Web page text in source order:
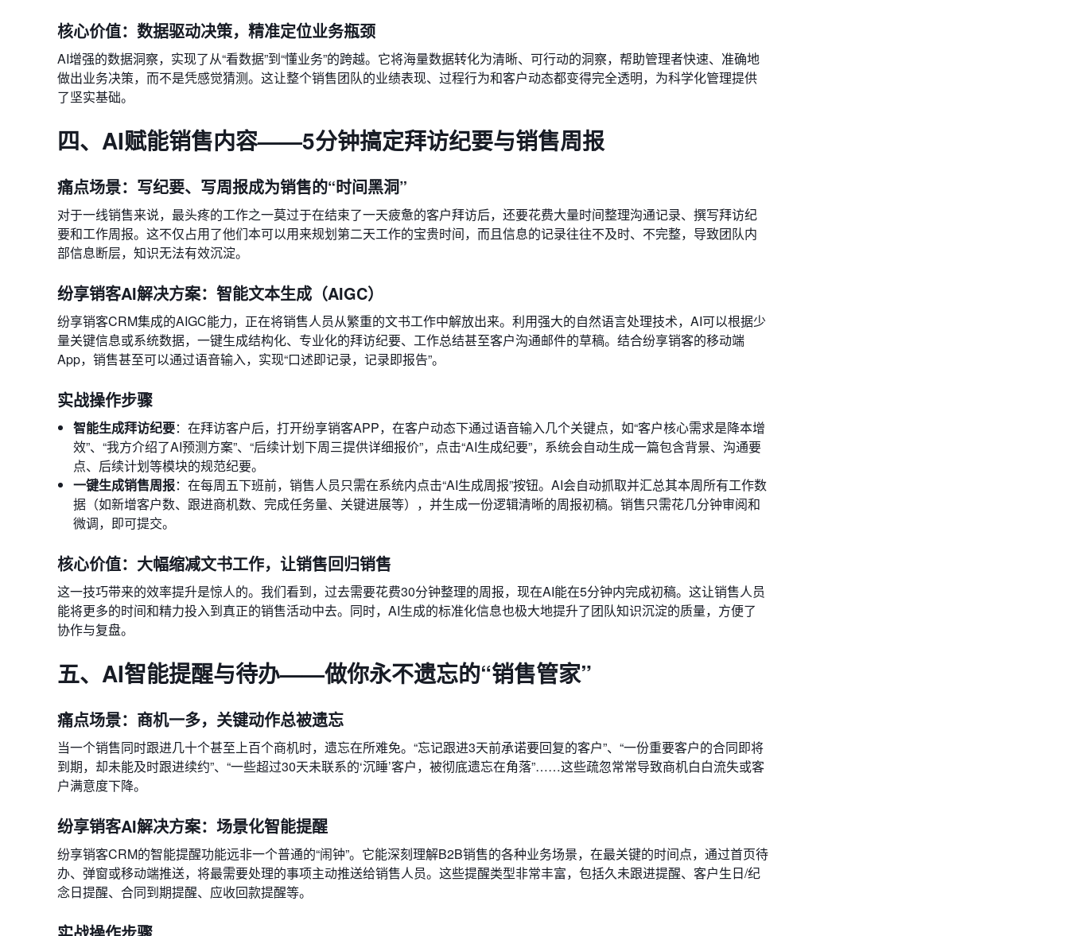
核心价值：数据驱动决策，精准定位业务瓶颈
AI增强的数据洞察，实现了从“看数据”到“懂业务”的跨越。它将海量数据转化为清晰、可行动的洞察，帮助管理者快速、准确地
做出业务决策，而不是凭感觉猜测。这让整个销售团队的业绩表现、过程行为和客户动态都变得完全透明，为科学化管理提供
了坚实基础。
四、AI赋能销售内容——5分钟搞定拜访纪要与销售周报
痛点场景：写纪要、写周报成为销售的“时间黑洞”
对于一线销售来说，最头疼的工作之一莫过于在结束了一天疲惫的客户拜访后，还要花费大量时间整理沟通记录、撰写拜访纪
要和工作周报。这不仅占用了他们本可以用来规划第二天工作的宝贵时间，而且信息的记录往往不及时、不完整，导致团队内
部信息断层，知识无法有效沉淀。
纷享销客AI解决方案：智能文本生成（AIGC）
纷享销客CRM集成的AIGC能力，正在将销售人员从繁重的文书工作中解放出来。利用强大的自然语言处理技术，AI可以根据少
量关键信息或系统数据，一键生成结构化、专业化的拜访纪要、工作总结甚至客户沟通邮件的草稿。结合纷享销客的移动端
App，销售甚至可以通过语音输入，实现“口述即记录，记录即报告”。
实战操作步骤
智能生成拜访纪要：在拜访客户后，打开纷享销客APP，在客户动态下通过语音输入几个关键点，如“客户核心需求是降本增
效”、“我方介绍了AI预测方案”、“后续计划下周三提供详细报价”，点击“AI生成纪要”，系统会自动生成一篇包含背景、沟通要
点、后续计划等模块的规范纪要。
一键生成销售周报：在每周五下班前，销售人员只需在系统内点击“AI生成周报”按钮。AI会自动抓取并汇总其本周所有工作数
据（如新增客户数、跟进商机数、完成任务量、关键进展等），并生成一份逻辑清晰的周报初稿。销售只需花几分钟审阅和
微调，即可提交。
核心价值：大幅缩减文书工作，让销售回归销售
这一技巧带来的效率提升是惊人的。我们看到，过去需要花费30分钟整理的周报，现在AI能在5分钟内完成初稿。这让销售人员
能将更多的时间和精力投入到真正的销售活动中去。同时，AI生成的标准化信息也极大地提升了团队知识沉淀的质量，方便了
协作与复盘。
五、AI智能提醒与待办——做你永不遗忘的“销售管家”
痛点场景：商机一多，关键动作总被遗忘
当一个销售同时跟进几十个甚至上百个商机时，遗忘在所难免。“忘记跟进3天前承诺要回复的客户”、“一份重要客户的合同即将
到期，却未能及时跟进续约”、“一些超过30天未联系的‘沉睡’客户，被彻底遗忘在角落”……这些疏忽常常导致商机白白流失或客
户满意度下降。
纷享销客AI解决方案：场景化智能提醒
纷享销客CRM的智能提醒功能远非一个普通的“闹钟”。它能深刻理解B2B销售的各种业务场景，在最关键的时间点，通过首页待
办、弹窗或移动端推送，将最需要处理的事项主动推送给销售人员。这些提醒类型非常丰富，包括久未跟进提醒、客户生日/纪
念日提醒、合同到期提醒、应收回款提醒等。